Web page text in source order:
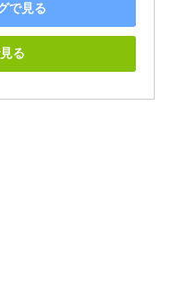
で見る
る